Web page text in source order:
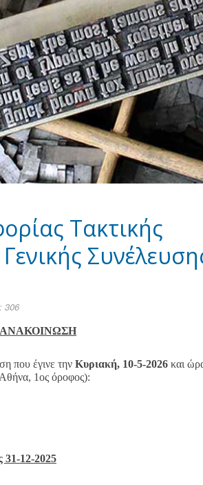
Τακτικής
306
ΑΝΑΚΟΙΝΩΣΗ
που έγινε την Κυριακή, 10-5-2026 και
1ος όροφος):
12-2025